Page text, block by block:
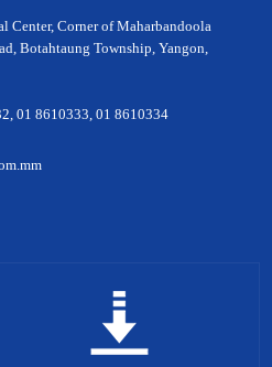
Center, Corner of Maharbandoola
Botahtaung Township, Yangon,
01 8610333, 01 8610334